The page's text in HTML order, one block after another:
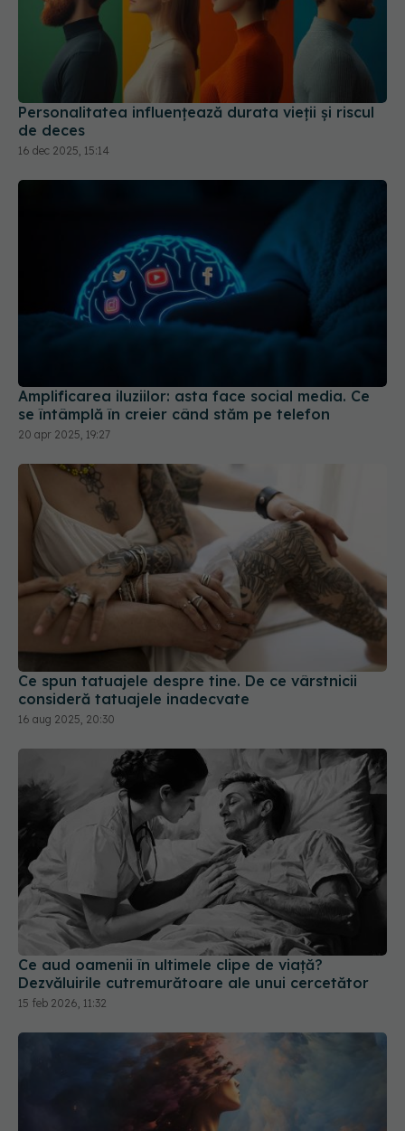
Personalitatea influențează durata vieții și riscul
de deces
16 dec 2025, 15:14
Amplificarea iluziilor: asta face social media. Ce
se întâmplă în creier când stăm pe telefon
20 apr 2025, 19:27
Ce spun tatuajele despre tine. De ce vârstnicii
consideră tatuajele inadecvate
16 aug 2025, 20:30
Ce aud oamenii în ultimele clipe de viață?
Dezvăluirile cutremurătoare ale unui cercetător
15 feb 2026, 11:32